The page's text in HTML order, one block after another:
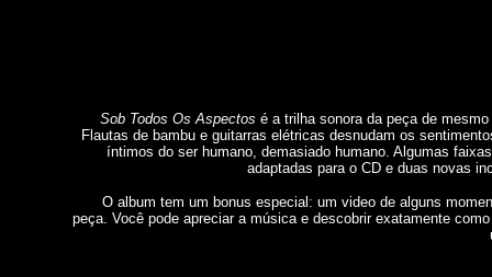
Sob Todos Os Aspectos é a trilha sonora da peça de
Flautas de bambu e guitarras elétricas desnudam os
íntimos do ser humano, demasiado humano. Algumas
adaptadas para o CD e duas novas
O album tem um bonus especial: um video de alguns
peça. Você pode apreciar a música e descobrir exatamente